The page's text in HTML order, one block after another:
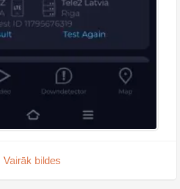
Vairāk bildes